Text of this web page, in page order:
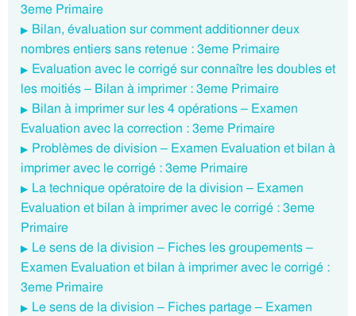
3eme Primaire
Bilan, évaluation sur comment additionner deux
nombres entiers sans retenue : 3eme Primaire
Evaluation avec le corrigé sur connaître les doubles et
les moitiés – Bilan à imprimer : 3eme Primaire
Bilan à imprimer sur les 4 opérations – Examen
Evaluation avec la correction : 3eme Primaire
Problèmes de division – Examen Evaluation et bilan à
imprimer avec le corrigé : 3eme Primaire
La technique opératoire de la division – Examen
Evaluation et bilan à imprimer avec le corrigé : 3eme
Primaire
Le sens de la division – Fiches les groupements –
Examen Evaluation et bilan à imprimer avec le corrigé :
3eme Primaire
Le sens de la division – Fiches partage – Examen